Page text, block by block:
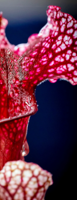
wordt 'm!
-
Grey | 12cm